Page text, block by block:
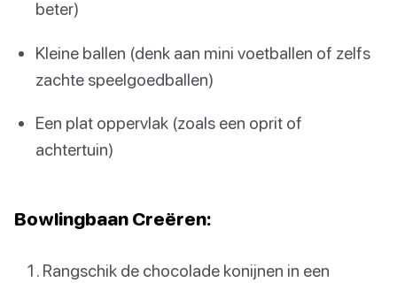
beter)
Kleine ballen (denk aan mini voetballen of zelfs
zachte speelgoedballen)
Een plat oppervlak (zoals een oprit of
achtertuin)
Bowlingbaan Creëren:
Rangschik de chocolade konijnen in een